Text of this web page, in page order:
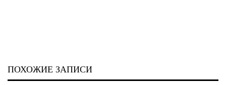
ПОХОЖИЕ ЗАПИСИ